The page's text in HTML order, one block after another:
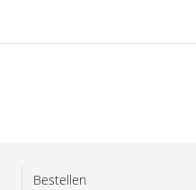
Bestellen